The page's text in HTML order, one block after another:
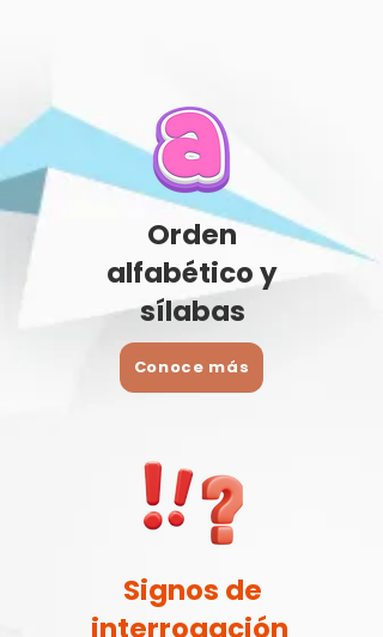
Orden
alfabético y
sílabas
Conoce más
Signos de
interrogación